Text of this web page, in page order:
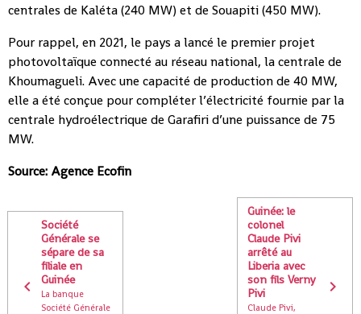
centrales de Kaléta (240 MW) et de Souapiti (450 MW).
Pour rappel, en 2021, le pays a lancé le premier projet
photovoltaïque connecté au réseau national, la centrale de
Khoumagueli. Avec une capacité de production de 40 MW,
elle a été conçue pour compléter l’électricité fournie par la
centrale hydroélectrique de Garafiri d’une puissance de 75
MW.
Source: Agence Ecofin
Société
Générale se
sépare de sa
filiale en
Guinée
La banque
Société Générale
Guinée: le
colonel
Claude Pivi
arrêté au
Liberia avec
son fils Verny
Pivi
Claude Pivi,